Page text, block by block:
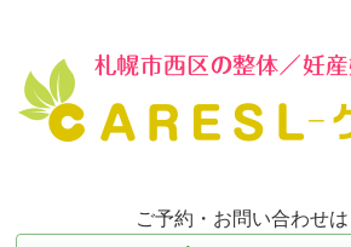
ご予約・お問い合わせ